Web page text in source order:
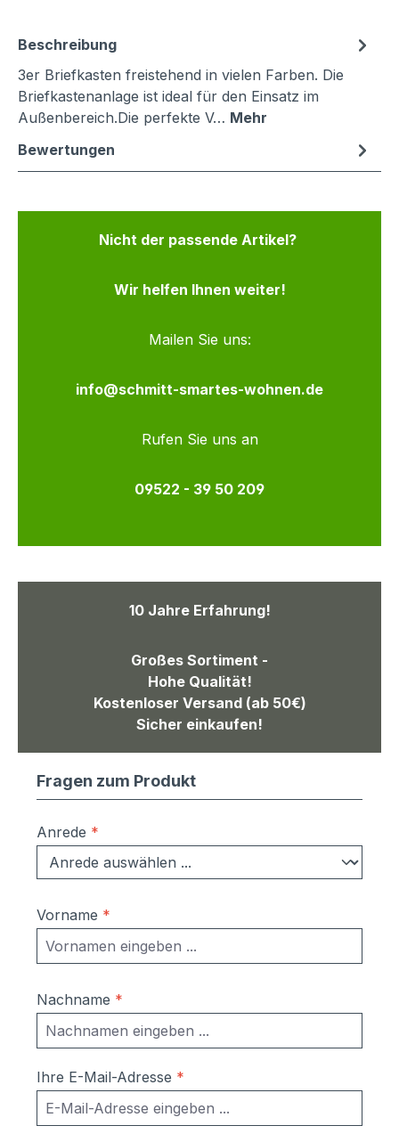
Beschreibung
3er Briefkasten freistehend in vielen Farben. Die
Briefkastenanlage ist ideal für den Einsatz im
Außenbereich.Die perfekte V… Mehr
Bewertungen
Nicht der passende Artikel?
Wir helfen Ihnen weiter!
Mailen Sie uns:
info@schmitt-smartes-wohnen.de
Rufen Sie uns an
09522 - 39 50 209
10 Jahre Erfahrung!
Großes Sortiment -
Hohe Qualität!
Kostenloser Versand (ab 50€)
Sicher einkaufen!
Fragen zum Produkt
Anrede *
Vorname *
Nachname *
Ihre E-Mail-Adresse *